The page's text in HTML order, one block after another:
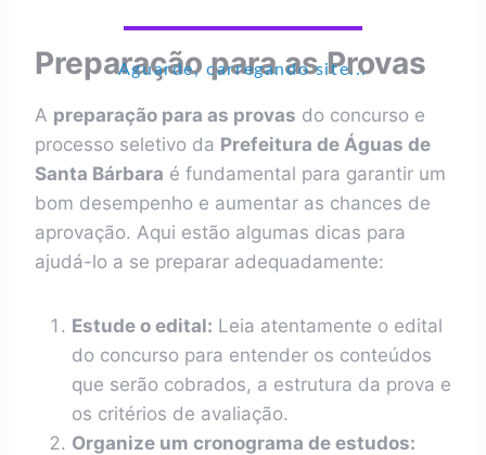
Aguarde, carregando site...
Preparação para as Provas
A preparação para as provas do concurso e
processo seletivo da Prefeitura de Águas de
Santa Bárbara é fundamental para garantir um
bom desempenho e aumentar as chances de
aprovação. Aqui estão algumas dicas para
ajudá-lo a se preparar adequadamente:
Estude o edital: Leia atentamente o edital
do concurso para entender os conteúdos
que serão cobrados, a estrutura da prova e
os critérios de avaliação.
Organize um cronograma de estudos: